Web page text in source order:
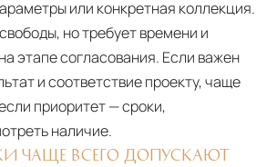
или конкретная коллекция.
но требует времени и
этапе согласования. Если важен
и соответствие проекту, чаще
приоритет — сроки,
наличие.
ЧАЩЕ ВСЕГО ДОПУСКАЮТ